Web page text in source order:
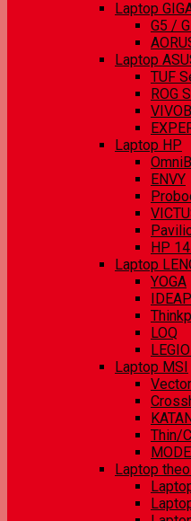
Laptop
G5 /
Laptop
TUF
ROG
Laptop HP
ENVY
HP
Laptop
YOGA
LOQ
Laptop MSI
Vector
Thin/
Laptop